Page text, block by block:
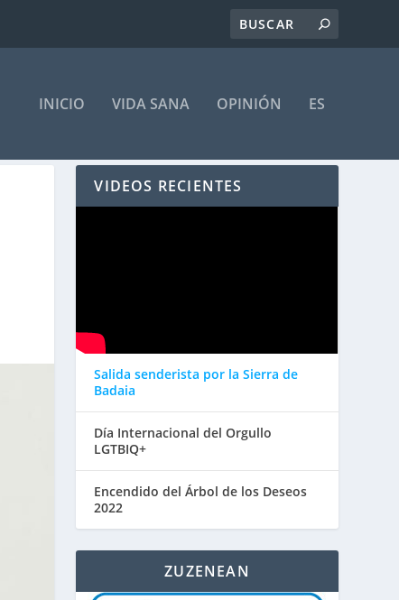
INICIO VIDA SANA OPINIÓN ES
VIDEOS RECIENTES
Salida senderista por la Sierra de
Badaia
Día Internacional del Orgullo
LGTBIQ+
Encendido del Árbol de los Deseos
2022
ZUZENEAN